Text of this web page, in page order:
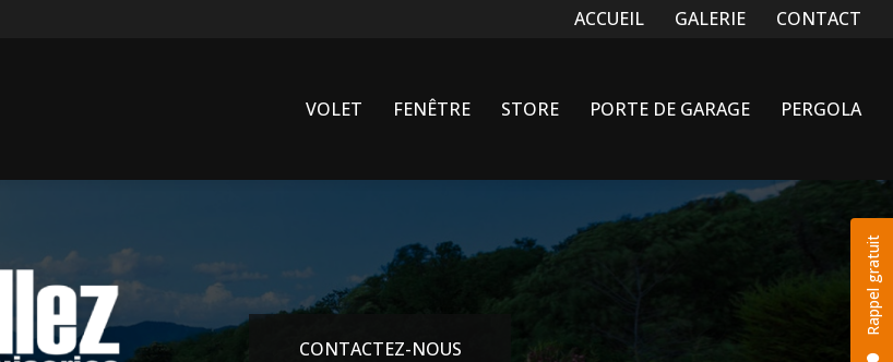
Navigation secondaire
ACCUEIL GALERIE CONTACT
Rappel gratuit
VOLET FENÊTRE STORE PORTE DE GARAGE PERGOLA
CONTACTEZ-NOUS